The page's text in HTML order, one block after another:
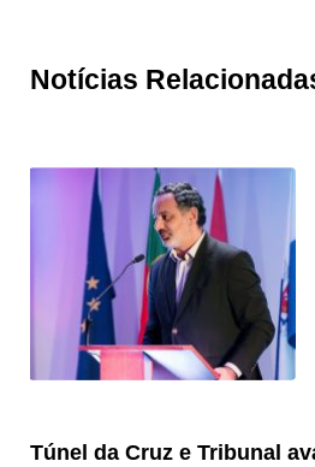
Notícias
Túnel da Cruz e Tribunal